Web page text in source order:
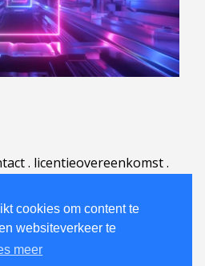
cookies om content te
websiteverkeer te
meer
. licentieovereenkomst.
Español | Português
|